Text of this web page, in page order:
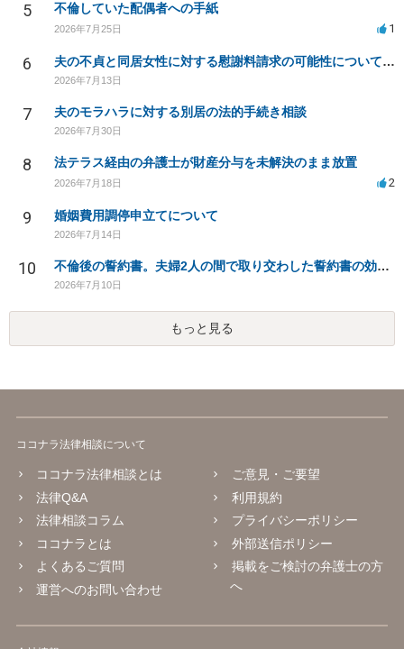
5 不倫していた配偶者への手紙
2026年7月25日 1
6 夫の不貞と同居女性に対する慰謝料請求の可能性について相談
2026年7月13日
7 夫のモラハラに対する別居の法的手続き相談
2026年7月30日
8 法テラス経由の弁護士が財産分与を未解決のまま放置
2026年7月18日 2
9 婚姻費用調停申立てについて
2026年7月14日
10 不倫後の誓約書。夫婦2人の間で取り交わした誓約書の効力は？
2026年7月10日
もっと見る
ココナラ法律相談について
ココナラ法律相談とは
法律Q&A
法律相談コラム
ココナラとは
よくあるご質問
運営へのお問い合わせ
ご意見・ご要望
利用規約
プライバシーポリシー
外部送信ポリシー
掲載をご検討の弁護士の方
へ